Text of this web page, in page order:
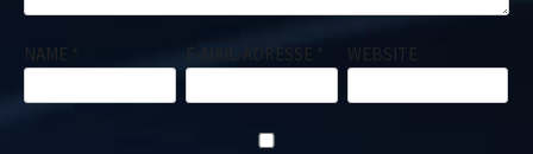
NAME * E-MAIL-ADRESSE * WEBSITE